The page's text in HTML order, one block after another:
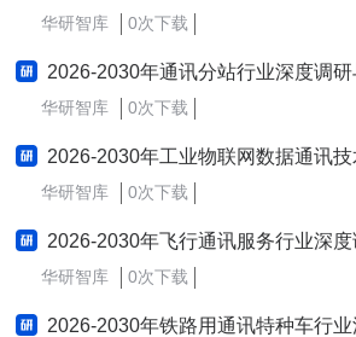
华研智库 0次下载
2026-2030年通讯分站行业深度调研与前
华研智库 0次下载
2026-2030年工业物联网数据通讯技术服务行业深度调
华研智库 0次下载
2026-2030年飞行通讯服务行业深度调研与
华研智库 0次下载
2026-2030年铁路用通讯特种车行业深度调研